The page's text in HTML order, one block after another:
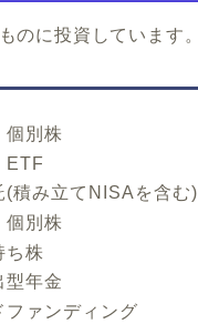
のに投資しています。
別株
(積み立てNISAを含む)
別株
ち株
型年金
ファンディング